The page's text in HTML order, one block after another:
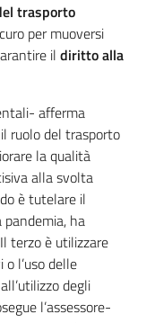
trasporto
per muoversi
il diritto alla
afferma
ruolo del trasporto
la qualità
alla svolta
è tutelare il
pandemia, ha
terzo è utilizzare
l’uso delle
degli
l’assessore-